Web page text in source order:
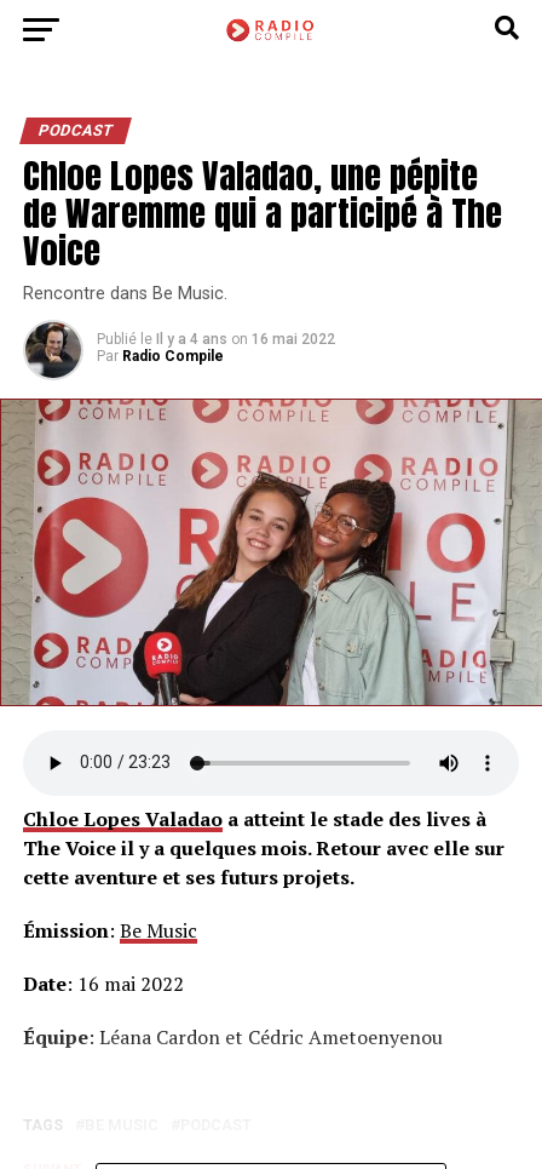
PODCAST
Chloe Lopes Valadao, une pépite
de Waremme qui a participé à The
Voice
Rencontre dans Be Music.
Publié le Il y a 4 ans on 16 mai 2022
Par Radio Compile
Chloe Lopes Valadaoa atteint le stade des lives à
The Voice il y a quelques mois. Retour avec elle sur
cette aventure et ses futurs projets.
Émission: Be Music
Date: 16 mai 2022
Équipe: Léana Cardon et Cédric Ametoenyenou
TAGS